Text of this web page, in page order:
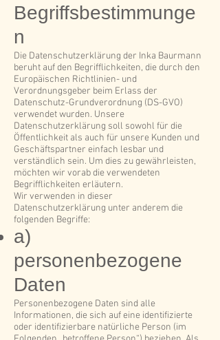
Begriffsbestimmunge
n
Die Datenschutzerklärung der Inka Baurmann
beruht auf den Begrifflichkeiten, die durch den
Europäischen Richtlinien- und
Verordnungsgeber beim Erlass der
Datenschutz-Grundverordnung (DS-GVO)
verwendet wurden. Unsere
Datenschutzerklärung soll sowohl für die
Öffentlichkeit als auch für unsere Kunden und
Geschäftspartner einfach lesbar und
verständlich sein. Um dies zu gewährleisten,
möchten wir vorab die verwendeten
Begrifflichkeiten erläutern.
Wir verwenden in dieser
Datenschutzerklärung unter anderem die
folgenden Begriffe:
a)
personenbezogene
Daten
Personenbezogene Daten sind alle
Informationen, die sich auf eine identifizierte
oder identifizierbare natürliche Person (im